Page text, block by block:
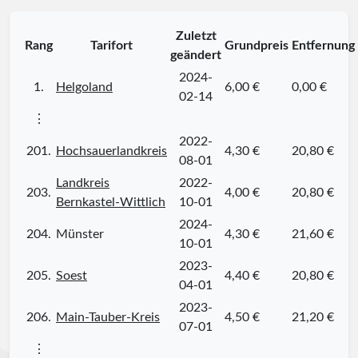
Rang Tarifort
Zuletzt
geändert
Grundpreis Entfernung
1. Helgoland
2024-
02-14
6,00 € 0,00 €
⋮
201. Hochsauerlandkreis
2022-
08-01
4,30 € 20,80 €
203.
Landkreis
Bernkastel-Wittlich
2022-
10-01
4,00 € 20,80 €
204. Münster
2024-
10-01
4,30 € 21,60 €
205. Soest
2023-
04-01
4,40 € 20,80 €
206. Main-Tauber-Kreis
2023-
07-01
4,50 € 21,20 €
⋮